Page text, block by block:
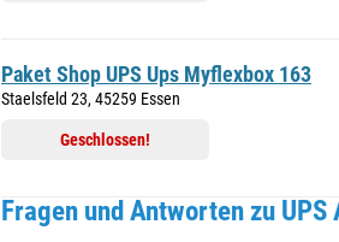
Paket Shop UPS Ups Myflexbox 163
Staelsfeld 23, 45259 Essen
Geschlossen!
Fragen und Antworten zu